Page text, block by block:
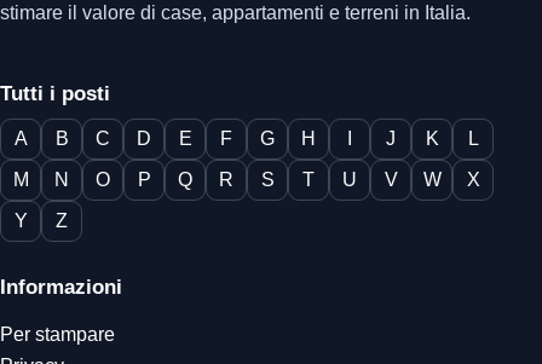
stimare il valore di case, appartamenti e terreni in Italia.
Tutti i posti
A B C D E F G H J K
L
M
N O P Q R S T U V W
X
Y
Z
Informazioni
Per stampare